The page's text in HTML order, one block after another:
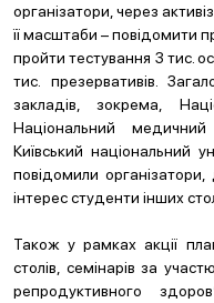
організатори, через
її масштаби – повідомити
пройти тестування 3 тис.
тис. презервативів.
закладів, зокрема,
Національний
Київський національний
повідомили
інтерес студенти інших
Також у рамках акції
столів, семінарів за
репродуктивного